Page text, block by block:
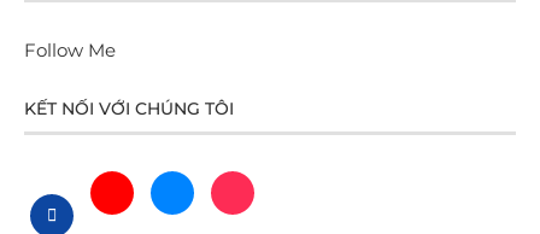
Follow Me
KẾT NỐI VỚI CHÚNG TÔI